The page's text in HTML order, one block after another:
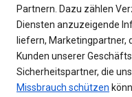
Partnern. Dazu zählen
Diensten anzuzeigende
liefern, Marketingpartner,
Kunden unserer
Sicherheitspartner, die
Missbrauch schützen